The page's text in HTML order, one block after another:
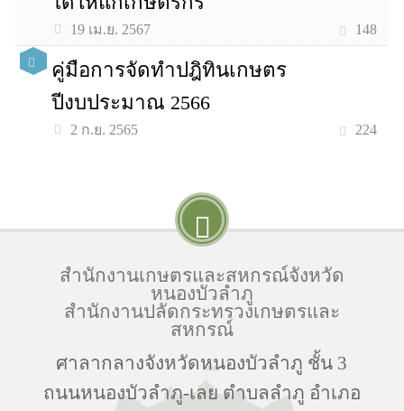
19 เม.ย. 2567 148
คู่มือการจัดทำปฎิทินเกษตร
ปีงบประมาณ 2566
2 ก.ย. 2565 224
สำนักงานเกษตรและสหกรณ์จังหวัด
หนองบัวลำภู
สำนักงานปลัดกระทรวงเกษตรและ
สหกรณ์
ศาลากลางจังหวัดหนองบัวลำภู ชั้น 3
ถนนหนองบัวลำภู-เลย ตำบลลำภู อำเภอ